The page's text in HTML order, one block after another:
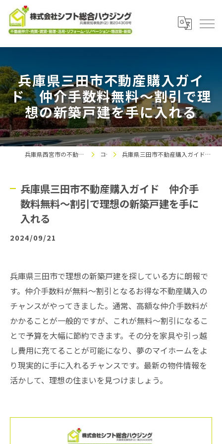
兵庫県三田市不動産購入ガイ
ド 仲介手数料無料～割引で理
想の新築戸建を手に入れる
兵庫県西宮市の不動産なら株式会社シフト総合ハウジング コラム 兵庫県三田市不動産購入ガイド 仲介手数料無料～割引で理想の新築戸建を手に入れる
兵庫県三田市不動産購入ガイド 仲介手
数料無料～割引で理想の新築戸建を手に
入れる
2024/09/21
兵庫県三田市で理想の新築戸建を探している方に朗報で
す。仲介手数料が無料～割引となるお得な不動産購入の
チャンスがやってきました。通常、高額な仲介手数料が
かかることが一般的ですが、これが無料～割引になるこ
とで予算を大幅に節約できます。その分を家具や引っ越
し費用に充てることが可能になり、夢のマイホームをよ
り現実的に手に入れるチャンスです。最新の物件情報を
活かして、理想の住まいを見つけましょう。